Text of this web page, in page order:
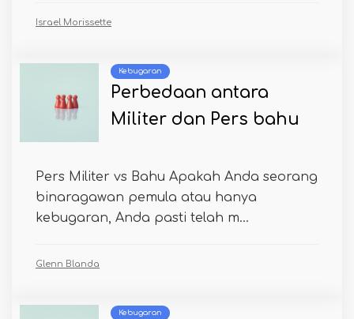
Israel Morissette
Kebugaran
Perbedaan antara
Militer dan Pers bahu
Pers Militer vs Bahu Apakah Anda seorang
binaragawan pemula atau hanya
kebugaran, Anda pasti telah m...
Glenn Blanda
Kebugaran